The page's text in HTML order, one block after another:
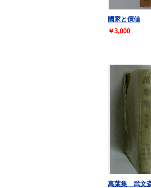
國家と價値
￥3,000
萬葉集 武文